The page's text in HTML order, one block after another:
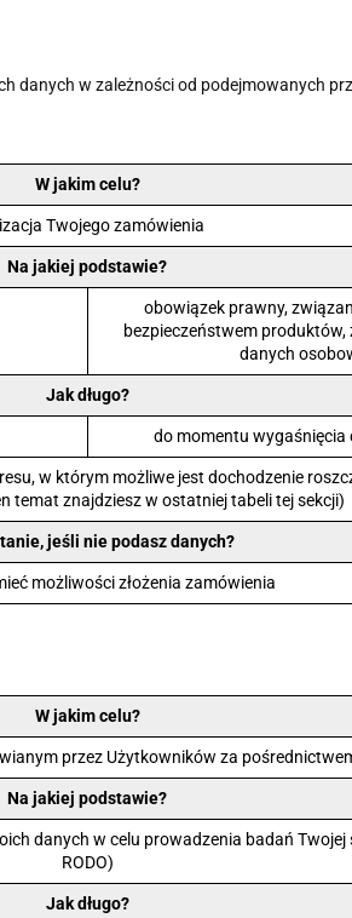
danych w zależności od podejmowanych
W jakim celu?
Twojego zamówienia
Na jakiej podstawie?
obowiązek prawny,
bezpieczeństwem
danych
Jak długo?
do momentu
w którym możliwe jest dochodzenie
temat znajdziesz w ostatniej tabeli tej sekcji)
jeśli nie podasz danych?
możliwości złożenia zamówienia
W jakim celu?
przez Użytkowników za
Na jakiej podstawie?
danych w celu prowadzenia badań
RODO)
Jak długo?